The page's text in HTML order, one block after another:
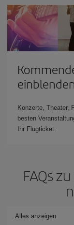
einblenden
Konzerte, Theater,
besten
Ihr Flugticket.
FAQs
Alles anzeigen